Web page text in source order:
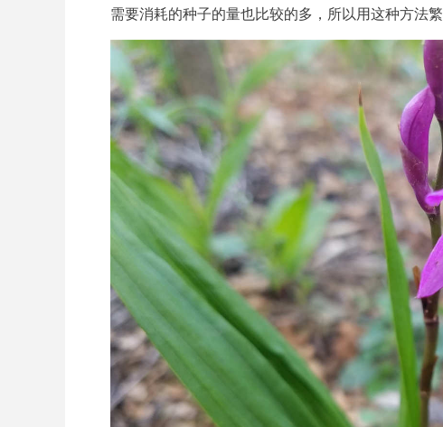
需要消耗的种子的量也比较的多，所以用这种方法